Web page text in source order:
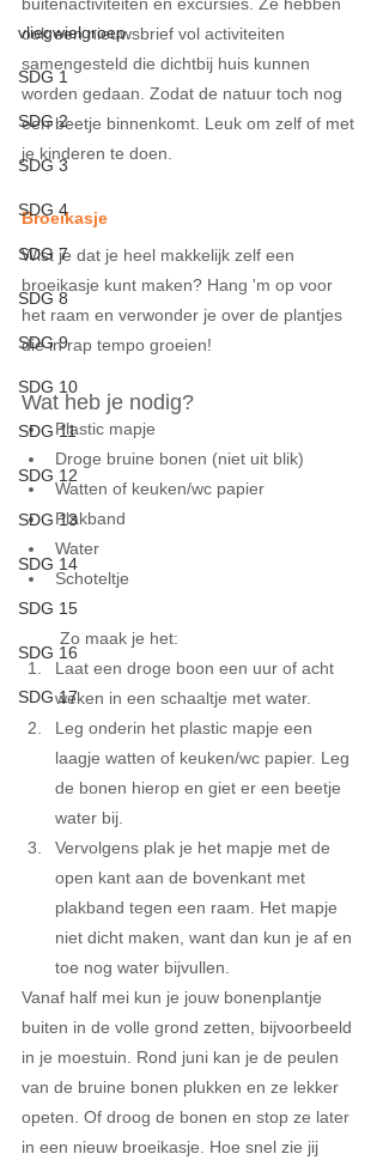
vliegwielgroep
SDG 1
SDG 2
SDG 3
SDG 4
SDG 7
SDG 8
SDG 9
SDG 10
SDG 11
SDG 12
SDG 13
SDG 14
SDG 15
SDG 16
SDG 17
ook een nieuwsbrief vol activiteiten
samengesteld die dichtbij huis kunnen
worden gedaan. Zodat de natuur toch nog
een beetje binnenkomt. Leuk om zelf of met
je kinderen te doen.
Broeikasje
Wist je dat je heel makkelijk zelf een
broeikasje kunt maken? Hang 'm op voor
het raam en verwonder je over de plantjes
die in rap tempo groeien!
Wat heb je nodig?
Plastic mapje
Droge bruine bonen (niet uit blik)
Watten of keuken/wc papier
Plakband
Water
Schoteltje
Zo maak je het:
Laat een droge boon een uur of acht
weken in een schaaltje met water.
Leg onderin het plastic mapje een
laagje watten of keuken/wc papier. Leg
de bonen hierop en giet er een beetje
water bij.
Vervolgens plak je het mapje met de
open kant aan de bovenkant met
plakband tegen een raam. Het mapje
niet dicht maken, want dan kun je af en
toe nog water bijvullen.
Vanaf half mei kun je jouw bonenplantje
buiten in de volle grond zetten, bijvoorbeeld
in je moestuin. Rond juni kan je de peulen
van de bruine bonen plukken en ze lekker
opeten. Of droog de bonen en stop ze later
in een nieuw broeikasje. Hoe snel zie jij